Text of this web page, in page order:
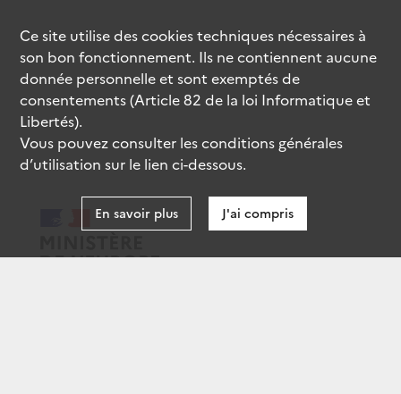
Ce site utilise descookiestechniques nécessaires à
son bon fonctionnement. Ils ne contiennent aucune
donnée personnelle et sont exemptés de
consentements (Article 82 de la loi Informatique et
Libertés).
Vous pouvez consulter les conditions générales
d’utilisation sur le lien ci-dessous.
En savoir plus J'ai compris